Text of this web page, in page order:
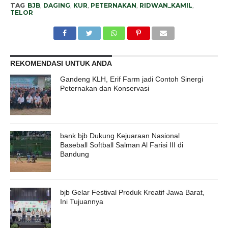
TAG BJB, DAGING KUR PETERNAKAN RIDWAN_KAMIL
TELOR
REKOMENDASI UNTUK ANDA
Gandeng KLH, Erif Farm jadi Contoh Sinergi
Peternakan dan Konservasi
bank bjb Dukung Kejuaraan Nasional
Baseball Softball Salman Al Farisi III di
Bandung
bjb Gelar Festival Produk Kreatif Jawa Barat,
Ini Tujuannya